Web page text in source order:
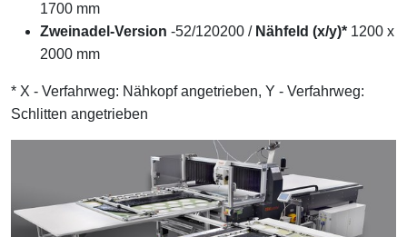
1700 mm
Zweinadel-Version -52/120200 / Nähfeld (x/y)* 1200 x
2000 mm
* X - Verfahrweg: Nähkopf angetrieben, Y - Verfahrweg:
Schlitten angetrieben